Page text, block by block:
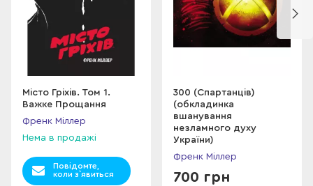
Місто Гріхів. Том 1.
Важке Прощання
Френк Міллер
Нема в продажі
Повідомте,
коли з`явиться
300 (Спартанців)
(обкладинка
вшанування
незламного духу
України)
Френк Міллер
700 грн